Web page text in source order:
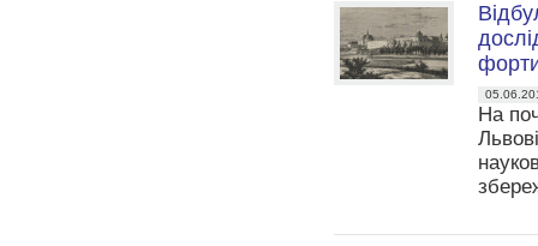
На